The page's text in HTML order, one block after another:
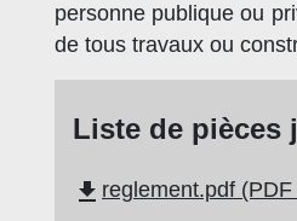
personne publique ou
de tous travaux ou
Liste de pièces
file_download reglement.pdf